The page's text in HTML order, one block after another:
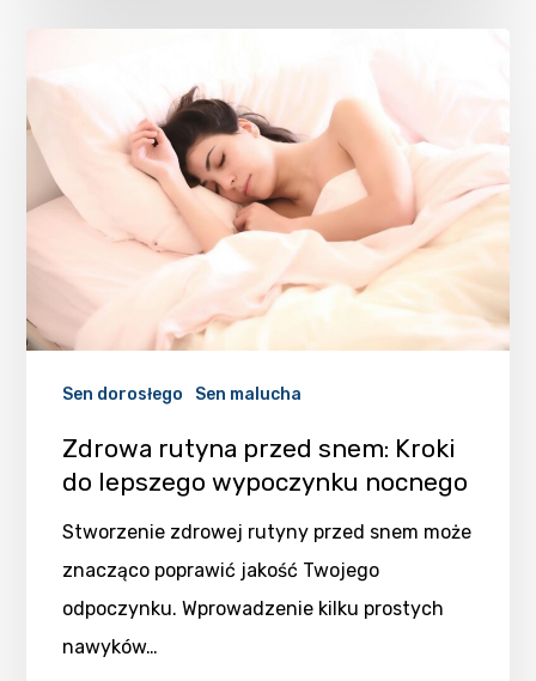
Sen dorosłego Sen malucha
Zdrowa rutyna przed snem: Kroki
do lepszego wypoczynku nocnego
Stworzenie zdrowej rutyny przed snem może
znacząco poprawić jakość Twojego
odpoczynku. Wprowadzenie kilku prostych
nawyków…